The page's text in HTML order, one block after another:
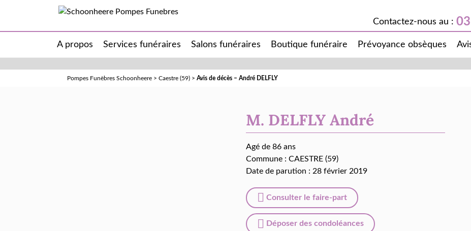
Contactez-nous au :
A propos Services funéraires Salons funéraires Boutique funéraire Prévoyance obsèques
Pompes Funèbres Schoonheere > Caestre (59) > Avis de décès – André DELFLY
M. DELFLY André
Agé de 86 ans
Commune : CAESTRE (59)
Date de parution : 28 février 2019
Consulter le faire-part
Déposer des condoléances